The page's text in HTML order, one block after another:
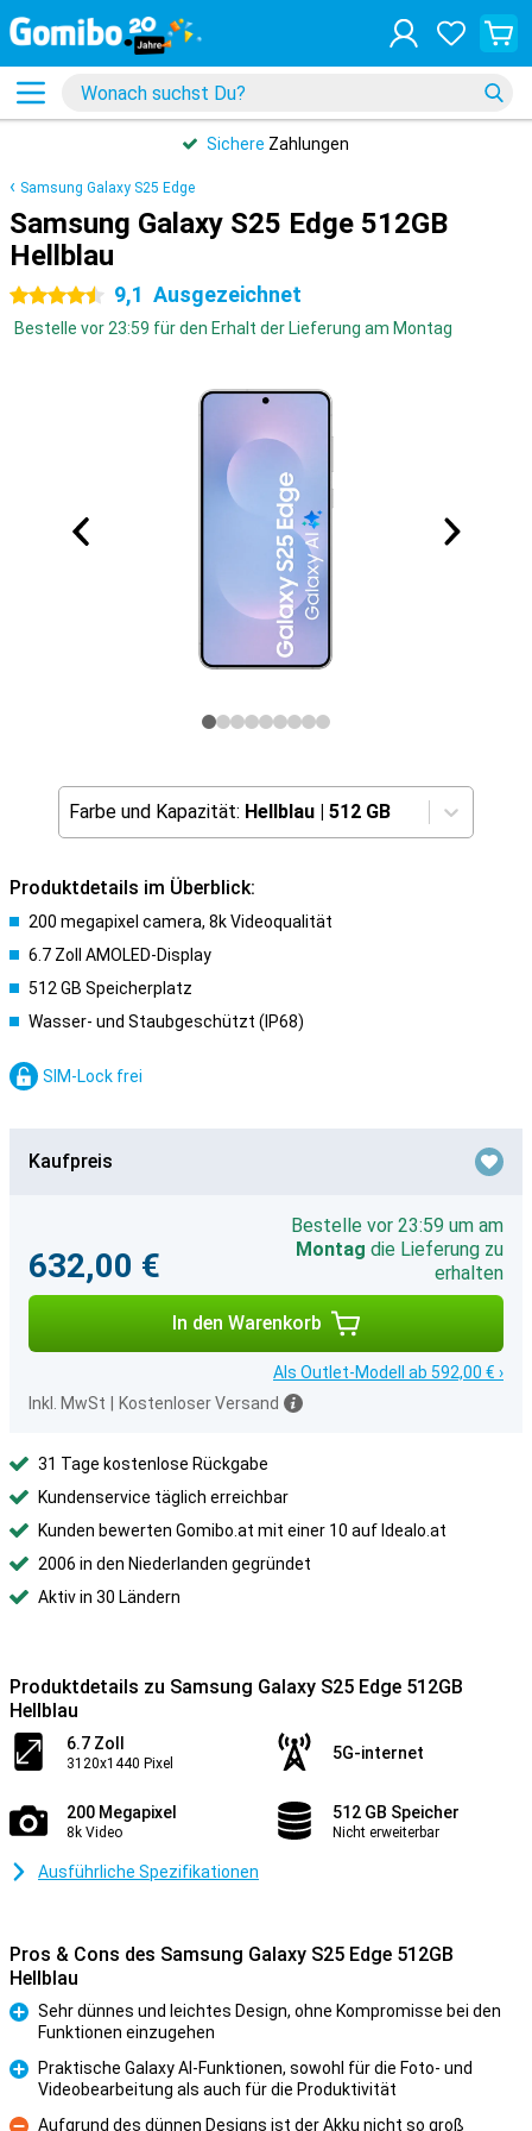
Sichere Zahlungen
Samsung Galaxy S25 Edge
Samsung Galaxy S25 Edge 512GB
Hellblau
4.5 Sterne 9,1 Ausgezeichnet
Bestelle vor 23:59 für den Erhalt der Lieferung am Montag
Farbe und Kapazität: Hellblau | 512 GB
Produktdetails im Überblick:
200 megapixel camera, 8k Videoqualität
6.7 Zoll AMOLED-Display
512 GB Speicherplatz
Wasser- und Staubgeschützt (IP68)
SIM-Lock frei
Kaufpreis
632,00 €
Bestelle vor 23:59 um am
Montag die Lieferung zu
erhalten
In den Warenkorb
Als Outlet-Modell ab 592,00 € ›
Inkl. MwSt
Kostenloser Versand
31 Tage kostenlose Rückgabe
Kundenservice täglich erreichbar
Kunden bewerten Gomibo.at mit einer 10 auf Idealo.at
2006 in den Niederlanden gegründet
Aktiv in 30 Ländern
Produktdetails zu Samsung Galaxy S25 Edge 512GB
Hellblau
6.7 Zoll
3120x1440 Pixel
5G-internet
200 Megapixel
8k Video
512 GB Speicher
Nicht erweiterbar
Ausführliche Spezifikationen
Pros & Cons des Samsung Galaxy S25 Edge 512GB
Hellblau
Sehr dünnes und leichtes Design, ohne Kompromisse bei den
Funktionen einzugehen
Praktische Galaxy AI-Funktionen, sowohl für die Foto- und
Videobearbeitung als auch für die Produktivität
Aufgrund des dünnen Designs ist der Akku nicht so groß